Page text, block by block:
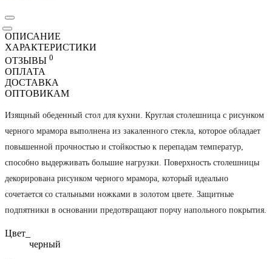
ОПИСАНИЕ
ХАРАКТЕРИСТИКИ
ОТЗЫВЫ 0
ОПЛАТА
ДОСТАВКА
ОПТОВИКАМ
Изящный обеденный стол для кухни. Круглая столешница с рисунком
черного мрамора выполнена из закаленного стекла, которое обладает
повышенной прочностью и стойкостью к перепадам температур,
способно выдерживать большие нагрузки. Поверхность столешницы
декорирована рисунком черного мрамора, который идеально
сочетается со стальными ножками в золотом цвете. Защитные
подпятники в основании предотвращают порчу напольного покрытия.
Цвет_
черный